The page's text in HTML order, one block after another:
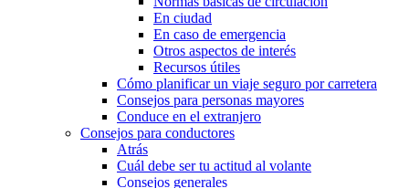
En ciudad
En caso de emergencia
Otros aspectos de interés
Recursos útiles
Cómo planificar un viaje seguro por carretera
Consejos para personas mayores
Conduce en el extranjero
Consejos para conductores
Atrás
Cuál debe ser tu actitud al volante
Consejos generales